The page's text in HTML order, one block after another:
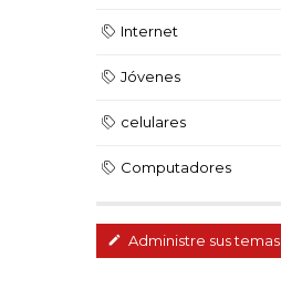
Internet
Jóvenes
celulares
Computadores
Administre sus temas